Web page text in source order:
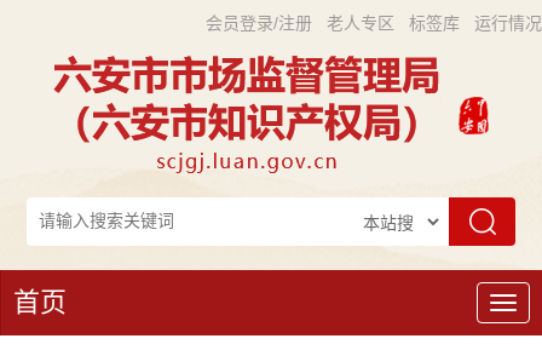
会员登录/注册 老人专区 标签库 运行情况
导
航
首页